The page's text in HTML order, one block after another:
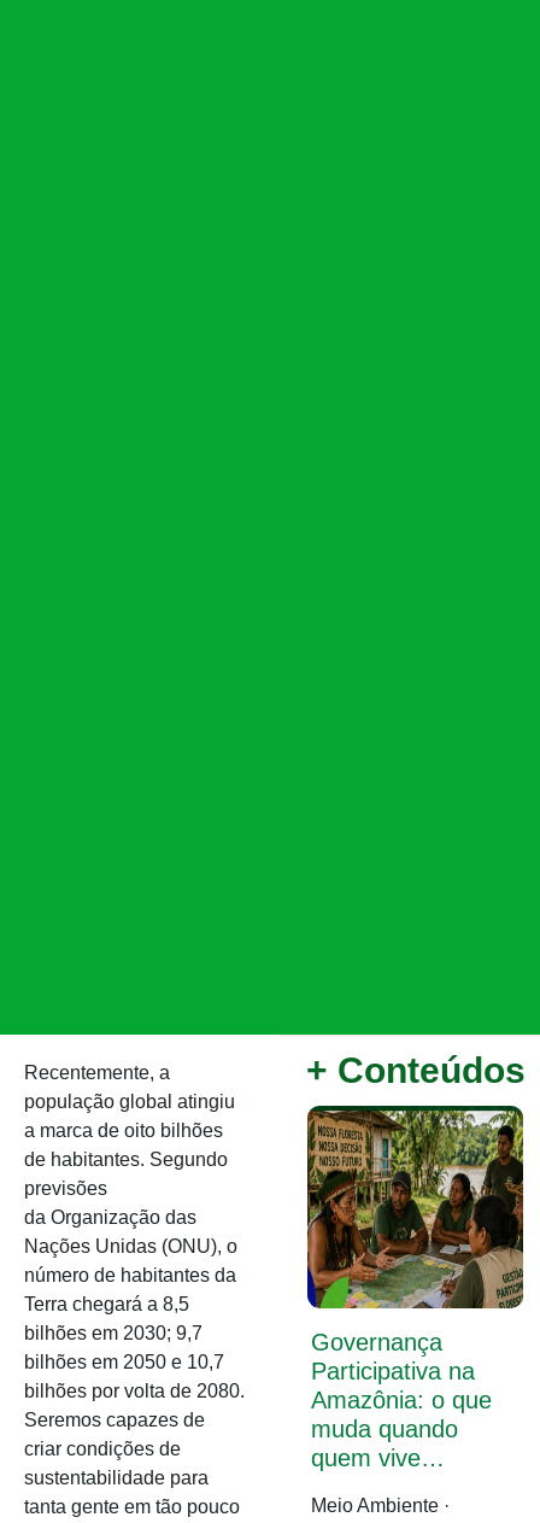
Recentemente, a
população global atingiu
a marca de oito bilhões
de habitantes. Segundo
previsões
da Organização das
Nações Unidas (ONU), o
número de habitantes da
Terra chegará a 8,5
bilhões em 2030; 9,7
bilhões em 2050 e 10,7
bilhões por volta de 2080.
Seremos capazes de
criar condições de
sustentabilidade para
tanta gente em tão pouco
+ Conteúdos
Governança
Participativa na
Amazônia: o que
muda quando
quem vive…
Meio Ambiente ·